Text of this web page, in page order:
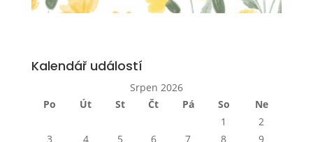
Kalendář událostí
Srpen 2026
Po
Út St Čt Pá So
Ne
1
2
3
4 5 6 7 8
9